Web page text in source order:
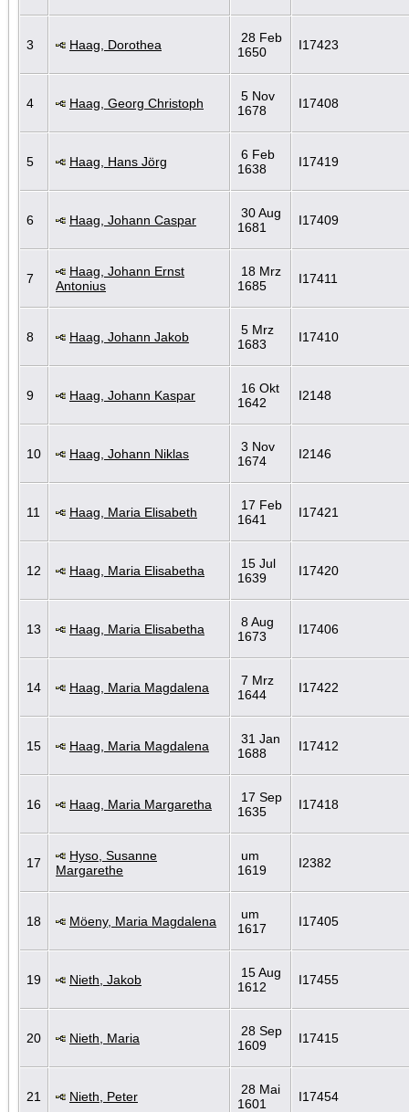
3 Haag, Dorothea
28 Feb
1650
I17423
4 Haag, Georg Christoph
5 Nov
1678
I17408
5 Haag, Hans Jörg
6 Feb
1638
I17419
6 Haag, Johann Caspar
30 Aug
1681
I17409
7
Haag, Johann Ernst
Antonius
18 Mrz
1685
I17411
8 Haag, Johann Jakob
5 Mrz
1683
I17410
9 Haag, Johann Kaspar
16 Okt
1642
I2148
10 Haag, Johann Niklas
3 Nov
1674
I2146
11 Haag, Maria Elisabeth
17 Feb
1641
I17421
12 Haag, Maria Elisabetha
15 Jul
1639
I17420
13 Haag, Maria Elisabetha
8 Aug
1673
I17406
14 Haag, Maria Magdalena
7 Mrz
1644
I17422
15 Haag, Maria Magdalena
31 Jan
1688
I17412
16 Haag, Maria Margaretha
17 Sep
1635
I17418
17
Hyso, Susanne
Margarethe
um
1619
I2382
18 Möeny, Maria Magdalena
um
1617
I17405
19 Nieth, Jakob
15 Aug
1612
I17455
20 Nieth, Maria
28 Sep
1609
I17415
21 Nieth, Peter
28 Mai
1601
I17454